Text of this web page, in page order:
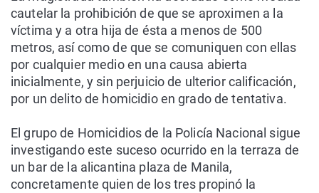
cautelar la prohibición de que se aproximen a la
víctima y a otra hija de ésta a menos de 500
metros, así como de que se comuniquen con ellas
por cualquier medio en una causa abierta
inicialmente, y sin perjuicio de ulterior calificación,
por un delito de homicidio en grado de tentativa.
El grupo de Homicidios de la Policía Nacional sigue
investigando este suceso ocurrido en la terraza de
un bar de la alicantina plaza de Manila,
concretamente quien de los tres propinó la